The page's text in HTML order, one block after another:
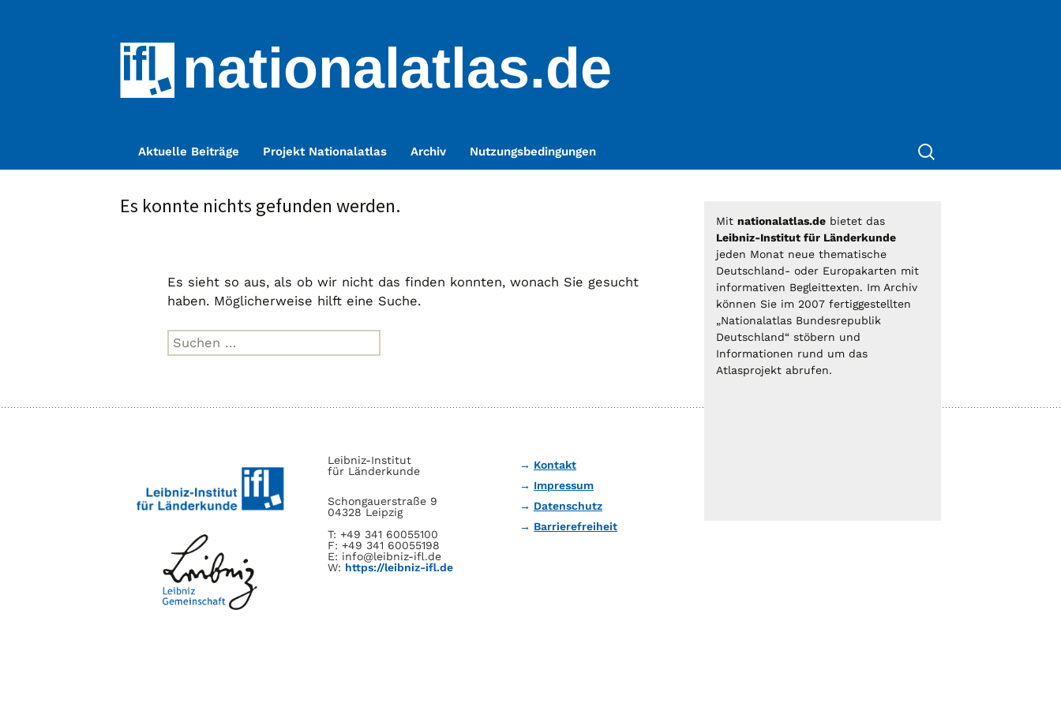
nationalatlas.de
Aktuelle Beiträge Projekt Nationalatlas Archiv Nutzungsbedingungen
Suche
nach:
Es konnte nichts gefunden werden.
Es sieht so aus, als ob wir nicht das finden konnten, wonach Sie gesucht
haben. Möglicherweise hilft eine Suche.
Suche
nach:
Mit nationalatlas.de bietet das
Leibniz-Institut für Länderkunde
jeden Monat neue thematische
Deutschland- oder Europakarten mit
informativen Begleittexten. Im Archiv
können Sie im 2007 fertiggestellten
„Nationalatlas Bundesrepublik
Deutschland“ stöbern und
Informationen rund um das
Atlasprojekt abrufen.
Leibniz-Institut
für Länderkunde
Schongauerstraße 9
04328 Leipzig
T: +49 341 60055100
F: +49 341 60055198
E: info@leibniz-ifl.de
W: https://leibniz-ifl.de
Kontakt
Impressum
Datenschutz
Barrierefreiheit